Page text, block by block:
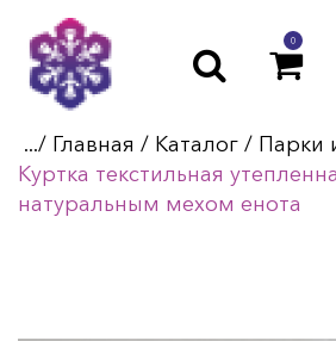
0
.../ Главная / Каталог / Парки
Куртка текстильная
натуральным мехом енота